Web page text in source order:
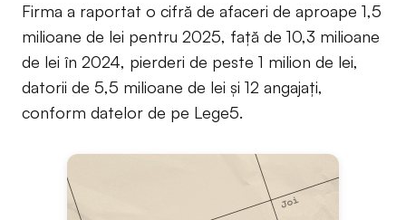
Firma a raportat o cifră de afaceri de aproape 1,5
milioane de lei pentru 2025, față de 10,3 milioane
de lei în 2024, pierderi de peste 1 milion de lei,
datorii de 5,5 milioane de lei și 12 angajați,
conform datelor de pe Lege5.